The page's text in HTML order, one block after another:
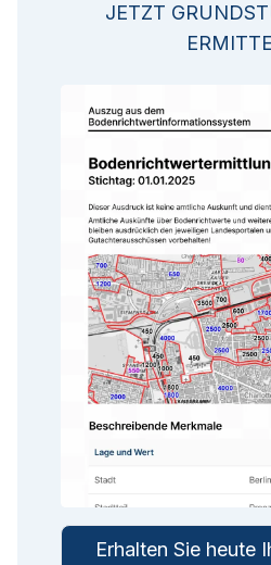
JETZT
Erhalten Sie heute